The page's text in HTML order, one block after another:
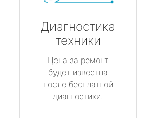
Диагностика
техники
Цена за ремонт
будет известна
после бесплатной
диагностики.